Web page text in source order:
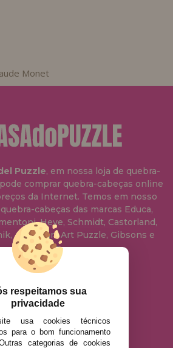
Monet
Puzzle, em nossa loja de quebra-
comprar quebra-cabeças online
da Internet. Temos em nosso
cabeças das marcas Educa,
Heye, Schmidt, Castorland,
Anatolian, Art Puzzle, Gibsons e
muito mais.
AVISO LEGAL
DE PRIVACIDADE
respeitamos sua
privacidade
usa cookies técnicos
para o bom funcionamento
categorias de cookies